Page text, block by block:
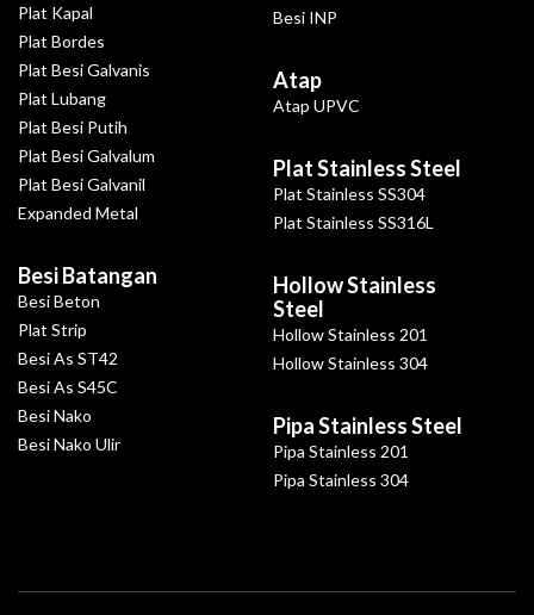
Plat Kapal
Plat Bordes
Plat Besi Galvanis
Plat Lubang
Plat Besi Putih
Plat Besi Galvalum
Plat Besi Galvanil
Expanded Metal
Besi Batangan
Besi Beton
Plat Strip
Besi As ST42
Besi As S45C
Besi Nako
Besi Nako Ulir
Besi INP
Atap
Atap UPVC
Plat Stainless Steel
Plat Stainless SS304
Plat Stainless SS316L
Hollow Stainless
Steel
Hollow Stainless 201
Hollow Stainless 304
Pipa Stainless Steel
Pipa Stainless 201
Pipa Stainless 304